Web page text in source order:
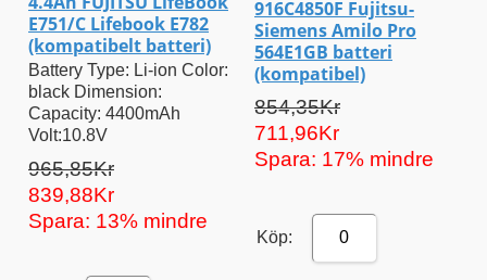
E751/C Lifebook E782
(kompatibelt batteri)
Battery Type: Li-ion Color:
black Dimension:
Capacity: 4400mAh
Volt:10.8V
965,85Kr
839,88Kr
Spara: 13% mindre
916C4850F Fujitsu-
Siemens Amilo Pro
564E1GB batteri
(kompatibel)
854,35Kr
711,96Kr
Spara: 17% mindre
Köp: 0